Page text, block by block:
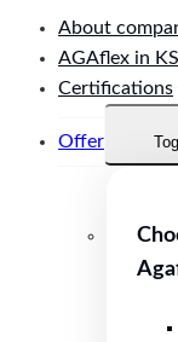
About
AGAflex in
Certifications
Offer